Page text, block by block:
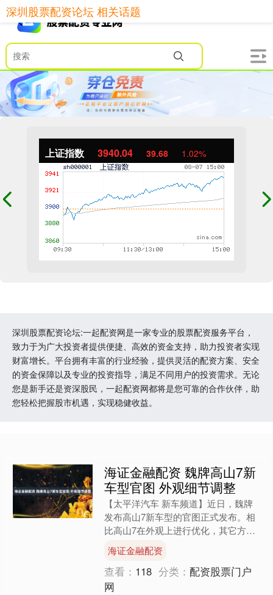
上证指数 3940.04 39.68 1.02%
深圳股票配资论坛:一起配资网是一家专业的股票配资服务平台，
致力于为广大投资者提供便捷、高效的资金支持，助力投资者实现
财富增长。平台拥有丰富的行业经验，提供灵活的配资方案、安全
的资金保障以及专业的投资指导，满足不同用户的投资需求。无论
您是新手还是资深股民，一起配资网都将是您可靠的合作伙伴，助
您轻松把握股市机遇，实现稳健收益。
深圳股票配资论坛 相关话题
海证金融配资 魏牌高山7新
车型官图 外观细节调整
【太平洋汽车 新车频道】近日，魏牌
发布高山7新车型的官图正式发布。相
比高山7在外观上进行优化，其它方面
和高山7保持一致。 高山7新车型在外
观上的变化主要在车头和....
海证金融配资
查看： 118 分类：配资股票门户
网